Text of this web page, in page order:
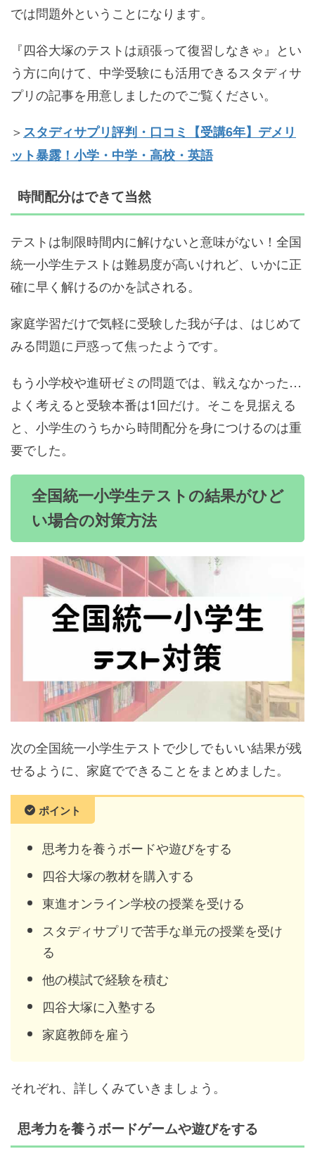
では問題外ということになります。
『四谷大塚のテストは頑張って復習しなきゃ』とい
う方に向けて、中学受験にも活用できるスタディサ
プリの記事を用意しましたのでご覧ください。
＞スタディサプリ評判・口コミ【受講6年】デメリ
ット暴露！小学・中学・高校・英語
時間配分はできて当然
テストは制限時間内に解けないと意味がない！全国
統一小学生テストは難易度が高いけれど、いかに正
確に早く解けるのかを試される。
家庭学習だけで気軽に受験した我が子は、はじめて
みる問題に戸惑って焦ったようです。
もう小学校や進研ゼミの問題では、戦えなかった…
よく考えると受験本番は1回だけ。そこを見据える
と、小学生のうちから時間配分を身につけるのは重
要でした。
全国統一小学生テストの結果がひど
い場合の対策方法
次の全国統一小学生テストで少しでもいい結果が残
せるように、家庭でできることをまとめました。
ポイント
思考力を養うボードや遊びをする
四谷大塚の教材を購入する
東進オンライン学校の授業を受ける
スタディサプリで苦手な単元の授業を受け
る
他の模試で経験を積む
四谷大塚に入塾する
家庭教師を雇う
それぞれ、詳しくみていきましょう。
思考力を養うボードゲームや遊びをする